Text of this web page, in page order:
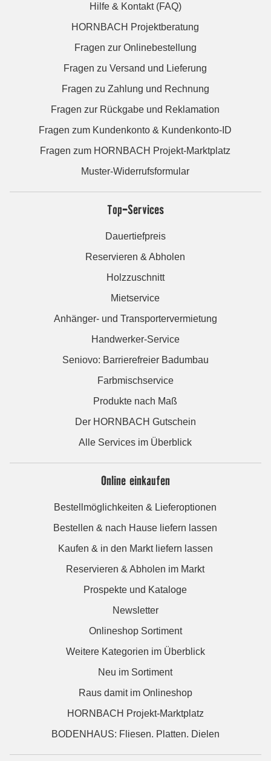
Hilfe & Kontakt (FAQ)
HORNBACH Projektberatung
Fragen zur Onlinebestellung
Fragen zu Versand und Lieferung
Fragen zu Zahlung und Rechnung
Fragen zur Rückgabe und Reklamation
Fragen zum Kundenkonto & Kundenkonto-ID
Fragen zum HORNBACH Projekt-Marktplatz
Muster-Widerrufsformular
Top-Services
Dauertiefpreis
Reservieren & Abholen
Holzzuschnitt
Mietservice
Anhänger- und Transportervermietung
Handwerker-Service
Seniovo: Barrierefreier Badumbau
Farbmischservice
Produkte nach Maß
Der HORNBACH Gutschein
Alle Services im Überblick
Online einkaufen
Bestellmöglichkeiten & Lieferoptionen
Bestellen & nach Hause liefern lassen
Kaufen & in den Markt liefern lassen
Reservieren & Abholen im Markt
Prospekte und Kataloge
Newsletter
Onlineshop Sortiment
Weitere Kategorien im Überblick
Neu im Sortiment
Raus damit im Onlineshop
HORNBACH Projekt-Marktplatz
BODENHAUS: Fliesen. Platten. Dielen